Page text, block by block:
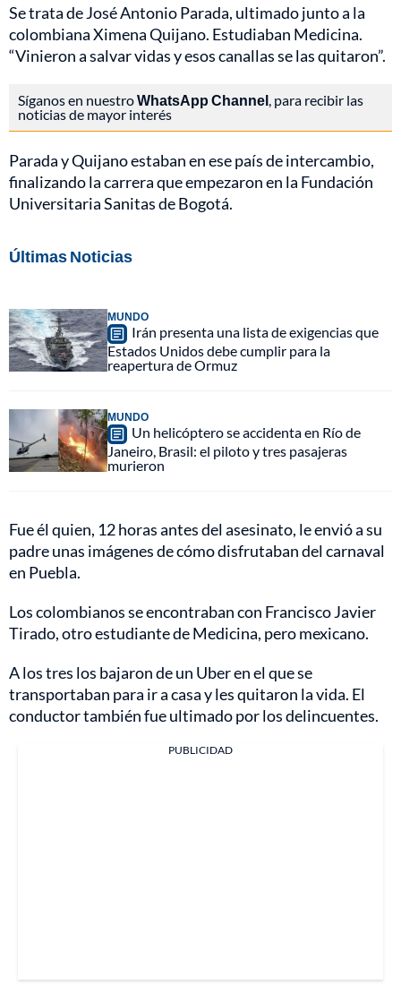
Se trata de José Antonio Parada, ultimado junto a la
colombiana Ximena Quijano. Estudiaban Medicina.
“Vinieron a salvar vidas y esos canallas se las quitaron”.
Síganos en nuestroWhatsApp Channel , para recibir las
noticias de mayor interés
Parada y Quijano estaban en ese país de intercambio,
finalizando la carrera que empezaron en la Fundación
Universitaria Sanitas de Bogotá.
Últimas Noticias
MUNDO
Irán presenta una lista de exigencias que
Estados Unidos debe cumplir para la
reapertura de Ormuz
MUNDO
Un helicóptero se accidenta en Río de
Janeiro, Brasil: el piloto y tres pasajeras
murieron
Fue él quien, 12 horas antes del asesinato, le envió a su
padre unas imágenes de cómo disfrutaban del carnaval
en Puebla.
Los colombianos se encontraban con Francisco Javier
Tirado, otro estudiante de Medicina, pero mexicano.
A los tres los bajaron de un Uber en el que se
transportaban para ir a casa y les quitaron la vida. El
conductor también fue ultimado por los delincuentes.
PUBLICIDAD